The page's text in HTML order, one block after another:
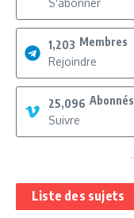
S'abonner
1,203 Membres
Rejoindre
25,096 Abonnés
Suivre
Liste des sujets